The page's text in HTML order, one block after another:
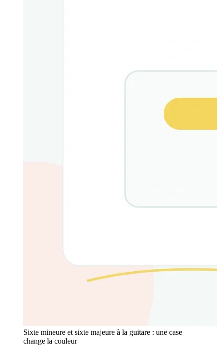
Sixte mineure et sixte majeure à la guitare : une case
change la couleur